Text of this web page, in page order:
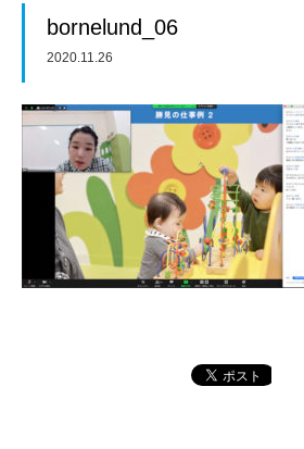
bornelund_06
2020.11.26